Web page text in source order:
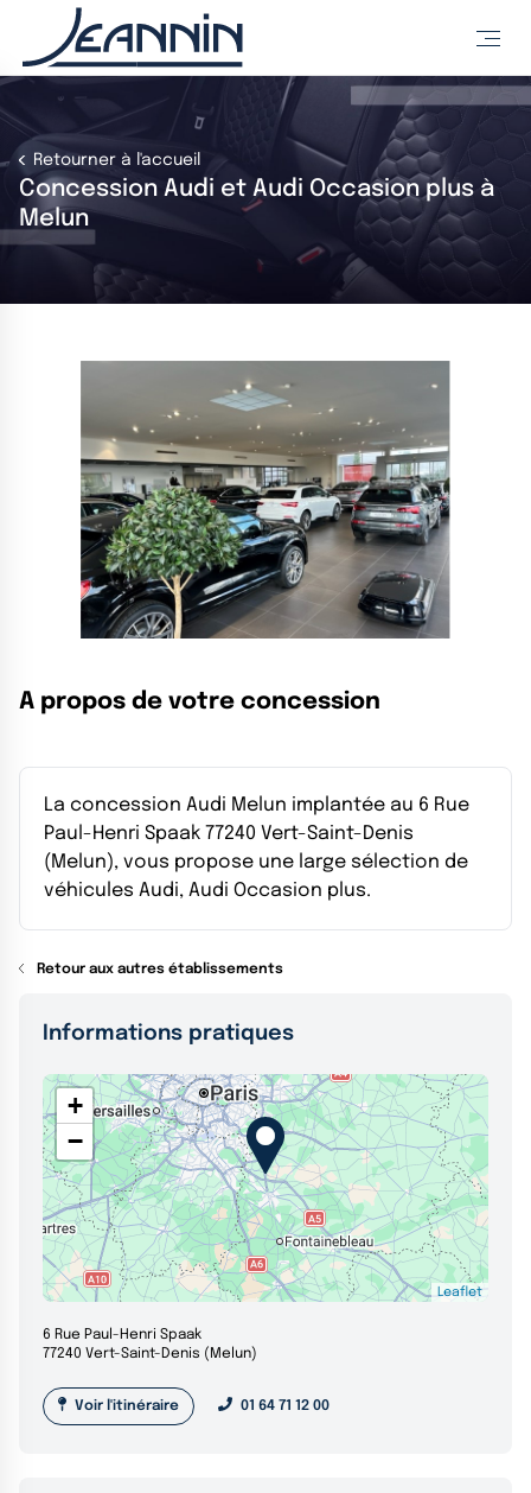
Retourner à l'accueil
Concession Audi et Audi Occasion plus à
Melun
A propos de votre concession
La concession Audi Melun implantée au 6 Rue
Paul-Henri Spaak 77240 Vert-Saint-Denis
(Melun), vous propose une large sélection de
véhicules Audi, Audi Occasion plus.
Retour aux autres établissements
Informations pratiques
+
−
Leaflet
6 Rue Paul-Henri Spaak
77240 Vert-Saint-Denis (Melun)
Voir l'itinéraire 01 64 71 12 00